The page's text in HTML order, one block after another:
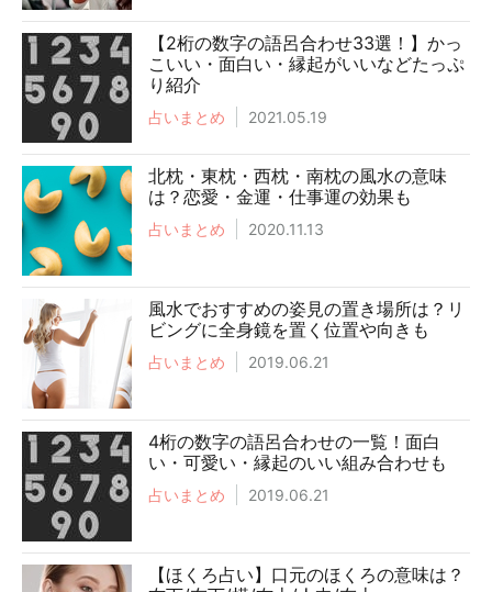
【2桁の数字の語呂合わせ33選！】かっ
こいい・面白い・縁起がいいなどたっぷ
り紹介
占いまとめ 2021.05.19
北枕・東枕・西枕・南枕の風水の意味
は？恋愛・金運・仕事運の効果も
占いまとめ 2020.11.13
風水でおすすめの姿見の置き場所は？リ
ビングに全身鏡を置く位置や向きも
占いまとめ 2019.06.21
4桁の数字の語呂合わせの一覧！面白
い・可愛い・縁起のいい組み合わせも
占いまとめ 2019.06.21
【ほくろ占い】口元のほくろの意味は？